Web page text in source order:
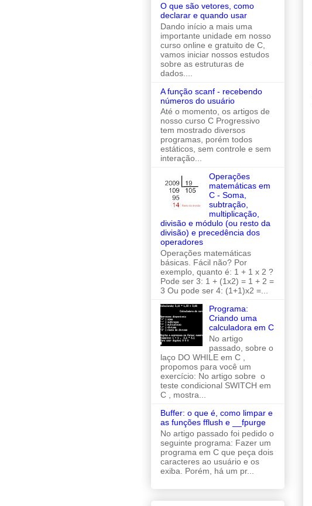
O que são vetores, como
declarar e quando usar
Dando início a mais uma
importante unidade em nosso
curso online e gratuito de C,
vamos iniciar nossos estudos
sobre as estruturas de
dados....
A função scanf - recebendo
números do usuário
Até o momento, os artigos de
nosso curso C Progressivo
tem mostrado diversos
programas, porém todos
estáticos, sem controle e sem
interação...
Operações
matemáticas em
C - Soma,
subtração,
multiplicação,
divisão e módulo (ou resto da
divisão) e precedência dos
operadores
Operações matemáticas
básicas. Fácil não? Por
exemplo, quanto é: 1 + 1 x 2 ?
Pode ser 3: 1 + (1x2) = 1 + 2 =
3 Ou pode ser 4: (1+1)x2 =...
Programa:
Criando uma
calculadora em C
No artigo
passado, sobre o
laço DO WHILE em C ,
propomos para você um
exercício: No artigo sobre o
teste condicional SWITCH em
C , mostra...
Buffer: o que é, como limpar e
as funções fflush e __fpurge
No artigo passado foi pedido o
seguinte programa: Fazer um
programa em C que peça dois
caracteres ao usuário e os
exiba. Porém, há um pr...